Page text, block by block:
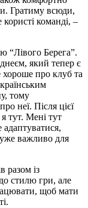
Гратиму всюди,
команді, –
“Лівого Берега”.
який тепер є
про клуб та
тому
неї. Після цієї
тут. Мені тут
важливо для
разом із
стилю гри, але
щоб мати